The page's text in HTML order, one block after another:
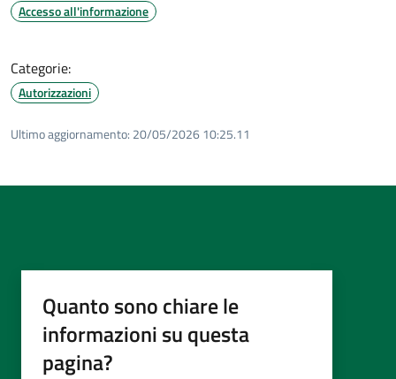
Accesso all'informazione
Categorie:
Autorizzazioni
Ultimo aggiornamento: 20/05/2026 10:25.11
Quanto sono chiare le
informazioni su questa
pagina?